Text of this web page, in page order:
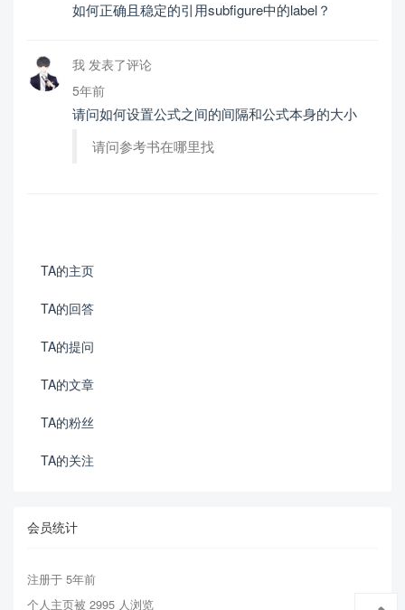
如何正确且稳定的引用subfigure中的label？
我 发表了评论
5年前
请问如何设置公式之间的间隔和公式本身的大小
请问参考书在哪里找
TA的主页
TA的回答
TA的提问
TA的文章
TA的粉丝
TA的关注
会员统计
注册于 5年前
个人主页被 2995 人浏览